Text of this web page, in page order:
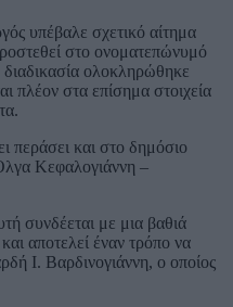
υπέβαλε σχετικό αίτημα
στο ονοματεπώνυμό
ολοκληρώθηκε
πλέον στα επίσημα στοιχεία
περάσει και στο δημόσιο
Κεφαλογιάννη –
συνδέεται με μια βαθιά
αποτελεί έναν τρόπο να
Ι. Βαρδινογιάννη, ο οποίος